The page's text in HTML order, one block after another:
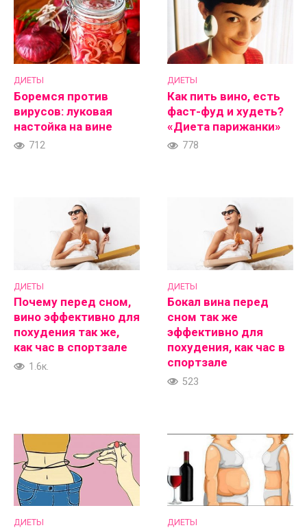
ДИЕТЫ
Боремся против
вирусов: луковая
настойка на вине
712
ДИЕТЫ
Как пить вино, есть
фаст-фуд и худеть?
«Диета парижанки»
778
ДИЕТЫ
Почему перед сном,
вино эффективно для
похудения так же,
как час в спортзале
1.6к.
ДИЕТЫ
Бокал вина перед
сном так же
эффективно для
похудения, как час в
спортзале
523
ДИЕТЫ ДИЕТЫ